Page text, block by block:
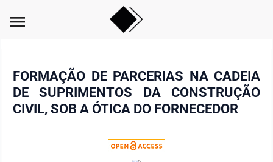
menu
FORMAÇÃO DE PARCERIAS NA CADEIA
DE SUPRIMENTOS DA CONSTRUÇÃO
CIVIL, SOB A ÓTICA DO FORNECEDOR